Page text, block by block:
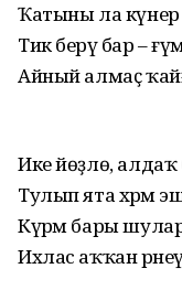
Ҡатыны ла
Тик берәү бар –
Айный алмаҫ
Ике йөҙлө,
Тулып ята хәрәм
Күрәм бары
Ихлас аҡҡан әрнеү